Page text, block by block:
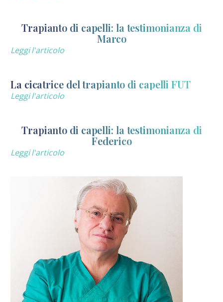
Trapianto di capelli: la testimonianza di
Marco
Leggi l'articolo
La cicatrice del trapianto di capelli FUT
Leggi l'articolo
Trapianto di capelli: la testimonianza di
Federico
Leggi l'articolo